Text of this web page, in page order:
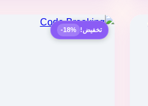
تخفيض! -18%